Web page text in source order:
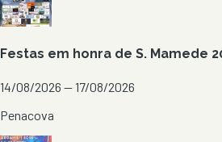
Festas em honra de S. Mamede
14/08/2026 — 17/08/2026
Penacova